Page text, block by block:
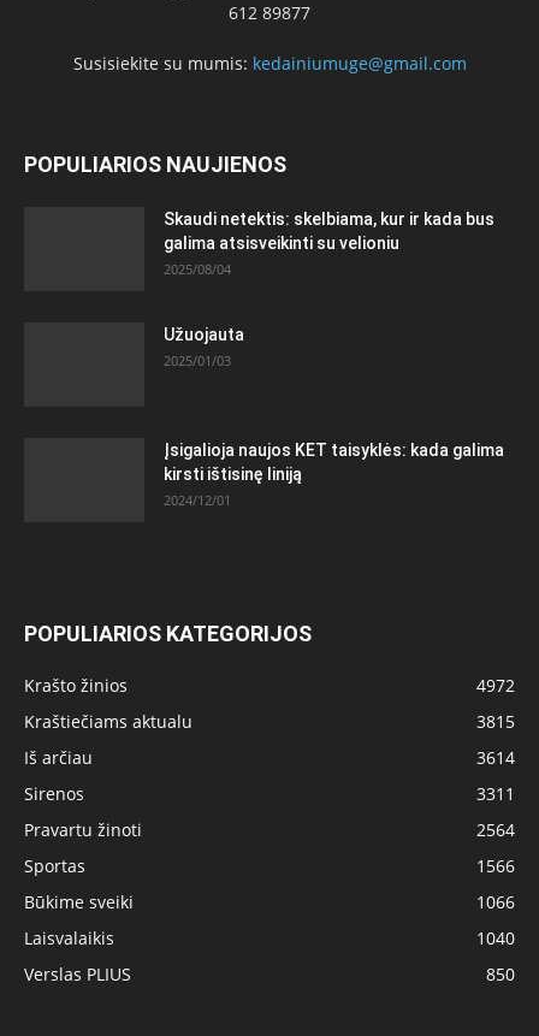
612 89877
Susisiekite su mumis: kedainiumuge@gmail.com
POPULIARIOS NAUJIENOS
Skaudi netektis: skelbiama, kur ir kada bus
galima atsisveikinti su velioniu
2025/08/04
Užuojauta
2025/01/03
Įsigalioja naujos KET taisyklės: kada galima
kirsti ištisinę liniją
2024/12/01
POPULIARIOS KATEGORIJOS
Krašto žinios
4972
Kraštiečiams aktualu
3815
Iš arčiau
3614
Sirenos
3311
Pravartu žinoti
2564
Sportas
1566
Būkime sveiki
1066
Laisvalaikis
1040
Verslas PLIUS
850